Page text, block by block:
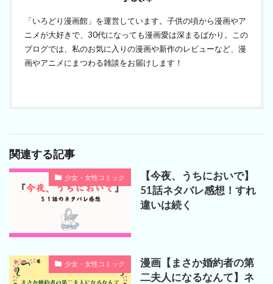
「いろどり漫画館」を運営しています。子供の頃から漫画やア
ニメが大好きで、30代になっても漫画愛は深まるばかり。この
ブログでは、私のお気に入りの漫画や新作のレビューなど、漫
画やアニメにまつわる雑談をお届けします！
関連する記事
少女・女性コミック
【今夜、うちにおいで】
51話ネタバレ感想！すれ
違いは続く
少女・女性コミック
漫画【まさか婚約者の第
二夫人になるなんて】ネ